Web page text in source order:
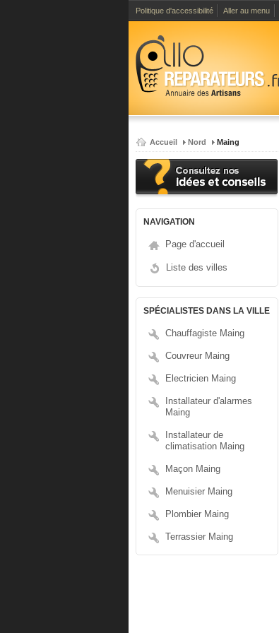
Politique d'accessibilité Aller au menu
Accueil Nord Maing
NAVIGATION
Page d'accueil
Liste des villes
SPÉCIALISTES DANS LA VILLE
Chauffagiste Maing
Couvreur Maing
Electricien Maing
Installateur d'alarmes
Maing
Installateur de
climatisation Maing
Maçon Maing
Menuisier Maing
Plombier Maing
Terrassier Maing